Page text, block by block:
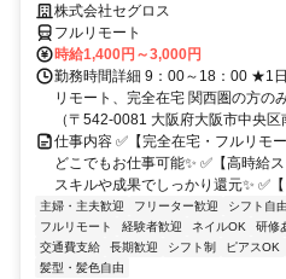
株式会社セグロス
フルリモート
時給1,400円～3,000円
勤務時間詳細 9：00～18：00 ★1
リモート、完全在宅 関西圏の方の
（〒542-0081 大阪府大阪市中央
仕事内容 ✅【完全在宅・フルリモ
どこでもお仕事可能✨ ✅【高時給
スキルや成果でしっかり還元✨ ✅
主婦・主夫歓迎 フリーター歓迎 シフト自由
フルリモート
経験者歓迎 ネイルOK 研修
交通費支給
長期歓迎 シフト制 ピアスOK
髪型・髪色自由